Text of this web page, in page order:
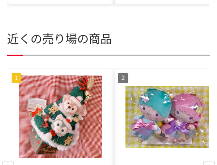
近くの売り場の商品